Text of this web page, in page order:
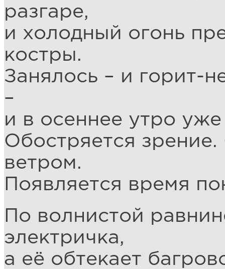
разгаре,
и холодный огонь
костры.
Занялось – и горит-
–
и в осеннее утро
Обостряется
ветром.
Появляется время
По волнистой
электричка,
а её обтекает